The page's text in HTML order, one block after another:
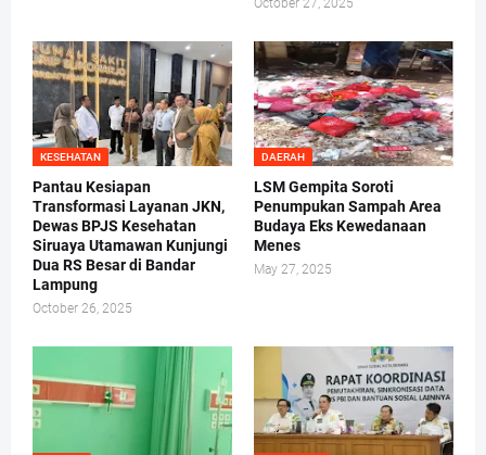
October 27, 2025
KESEHATAN
Pantau Kesiapan
Transformasi Layanan JKN,
Dewas BPJS Kesehatan
Siruaya Utamawan Kunjungi
Dua RS Besar di Bandar
Lampung
October 26, 2025
DAERAH
LSM Gempita Soroti
Penumpukan Sampah Area
Budaya Eks Kewedanaan
Menes
May 27, 2025